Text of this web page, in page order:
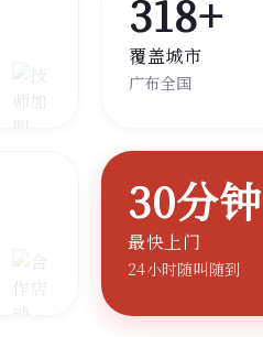
318+
覆盖城市
广布全国
30分钟
最快上门
24小时随叫随到